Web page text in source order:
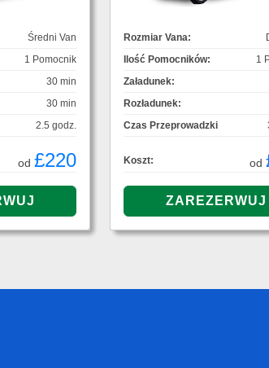
Średni Van
1 Pomocnik
30 min
30 min
2.5 godz.
od £220
Rozmiar Vana:
Ilość Pomocników:
1
Załadunek:
Rozładunek:
Czas Przeprowadzki
Koszt: od